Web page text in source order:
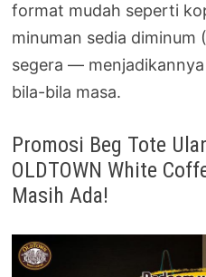
format mudah seperti
minuman sedia diminum
segera —
bila-bila masa.
Promosi Beg Tote
OLDTOWN White
Masih Ada!